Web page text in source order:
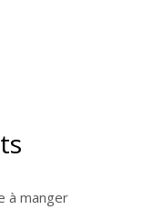
à manger